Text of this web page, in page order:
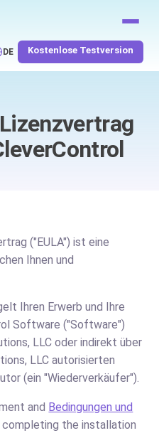
DE Kostenlose Testversion
("EULA") ist eine
Ihnen und
Ihren Erwerb und Ihre
Software ("Software")
LLC oder indirekt über
LLC autorisierten
(ein "Wiederverkäufer").
and Bedingungen und
the installation